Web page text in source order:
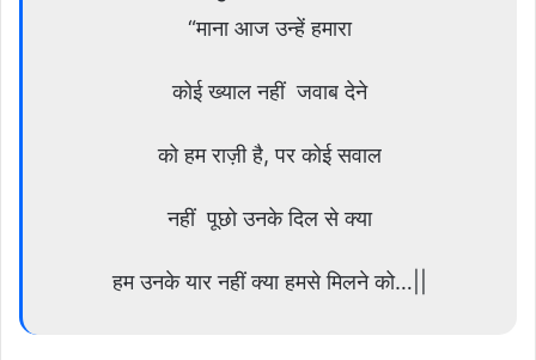
“माना आज उन्हें हमारा
कोई ख्याल नहीं जवाब देने
को हम राज़ी है, पर कोई सवाल
नहीं पूछो उनके दिल से क्या
हम उनके यार नहीं क्या हमसे मिलने को…||